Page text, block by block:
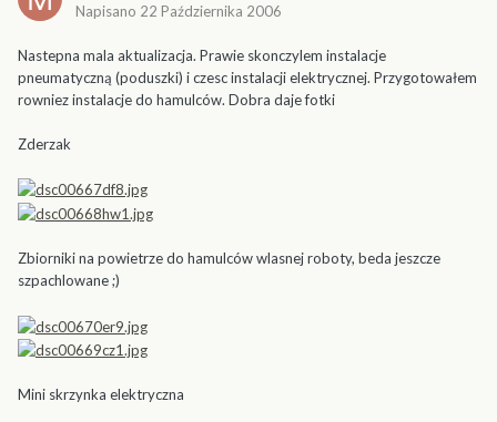
Napisano 22 Października 2006
Nastepna mala aktualizacja. Prawie skonczylem instalacje
pneumatyczną (poduszki) i czesc instalacji elektrycznej. Przygotowałem
rowniez instalacje do hamulców. Dobra daje fotki
Zderzak
Zbiorniki na powietrze do hamulców wlasnej roboty, beda jeszcze
szpachlowane ;)
Mini skrzynka elektryczna